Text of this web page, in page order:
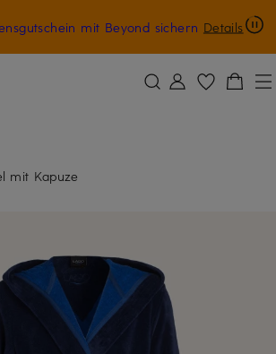
ZUM SUCHFELD ÜBERSPRINGEN
mit Beyond sichern Details
mit Kapuze